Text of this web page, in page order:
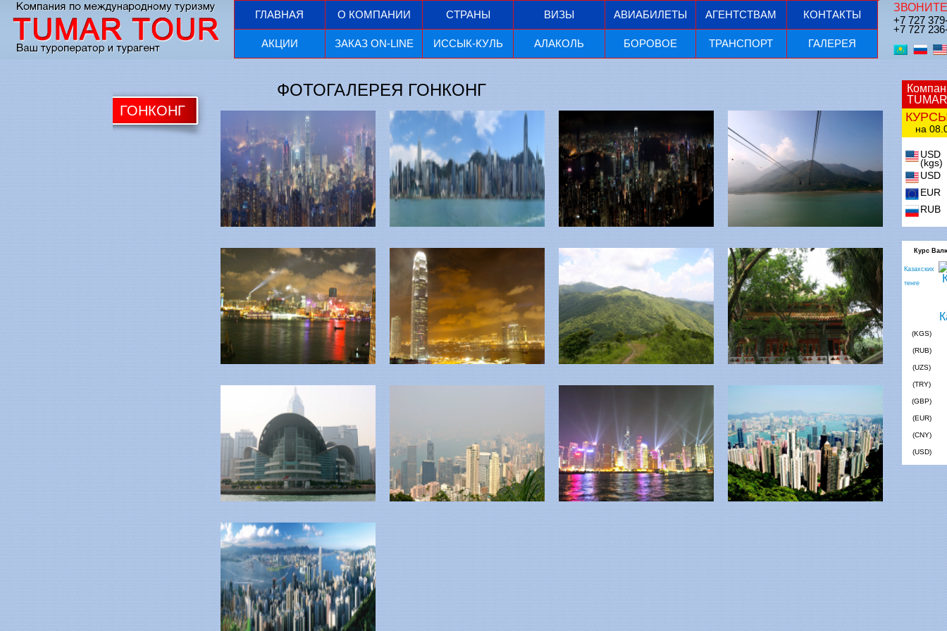
ГЛАВНАЯ О КОМПАНИИ СТРАНЫ ВИЗЫ АВИАБИЛЕТЫ АГЕНТСТВАМ КОНТАКТЫ
АКЦИИ ЗАКАЗ ON-LINE ИССЫК-КУЛЬ АЛАКОЛЬ БОРОВОЕ ТРАНСПОРТ ГАЛЕРЕЯ
+7 727
+7 727
ГОНКОНГ
ФОТОГАЛЕРЕЯ ГОНКОНГ
на
USD
(kgs)
USD
EUR
RUB
Курс
Казахских
тенге
(KGS)
(RUB)
(UZS)
(TRY)
(GBP)
(EUR)
(CNY)
(USD)